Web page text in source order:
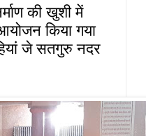
की खुशी में
किया गया
जे सतगुरु नदर